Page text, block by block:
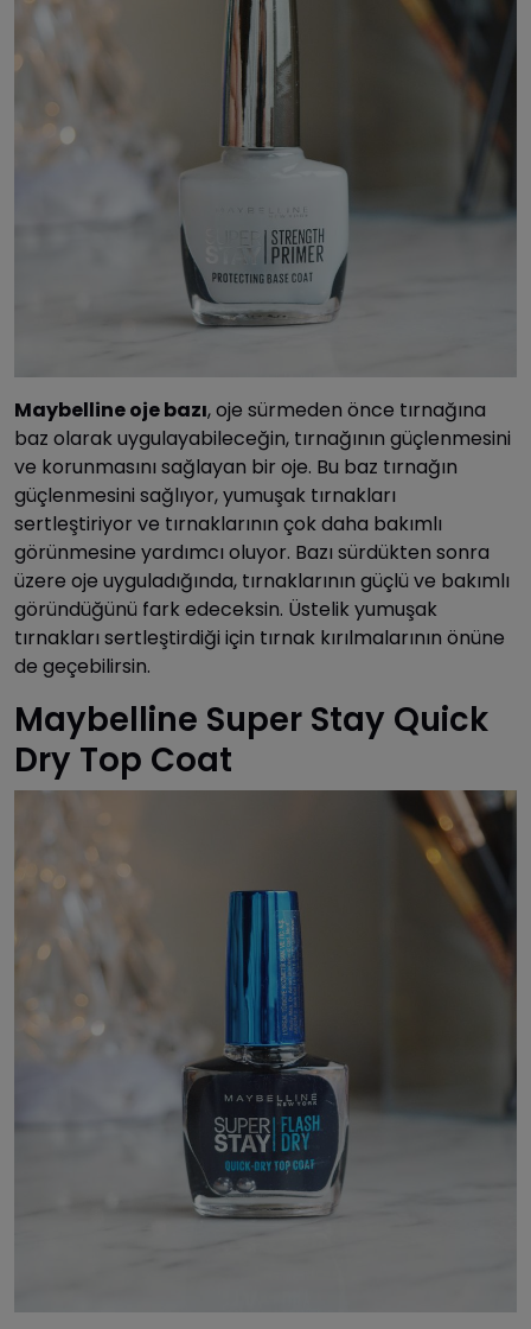
Maybelline oje bazı, oje sürmeden önce tırnağına
baz olarak uygulayabileceğin, tırnağının güçlenmesini
ve korunmasını sağlayan bir oje. Bu baz tırnağın
güçlenmesini sağlıyor, yumuşak tırnakları
sertleştiriyor ve tırnaklarının çok daha bakımlı
görünmesine yardımcı oluyor. Bazı sürdükten sonra
üzere oje uyguladığında, tırnaklarının güçlü ve bakımlı
göründüğünü fark edeceksin. Üstelik yumuşak
tırnakları sertleştirdiği için tırnak kırılmalarının önüne
de geçebilirsin.
Maybelline Super Stay Quick
Dry Top Coat